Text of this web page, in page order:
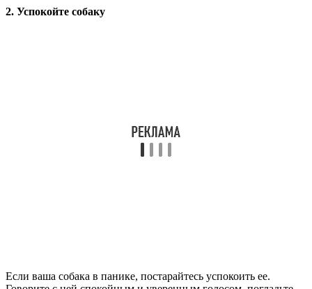
2. Успокойте собаку
Если ваша собака в панике, постарайтесь успокоить ее.